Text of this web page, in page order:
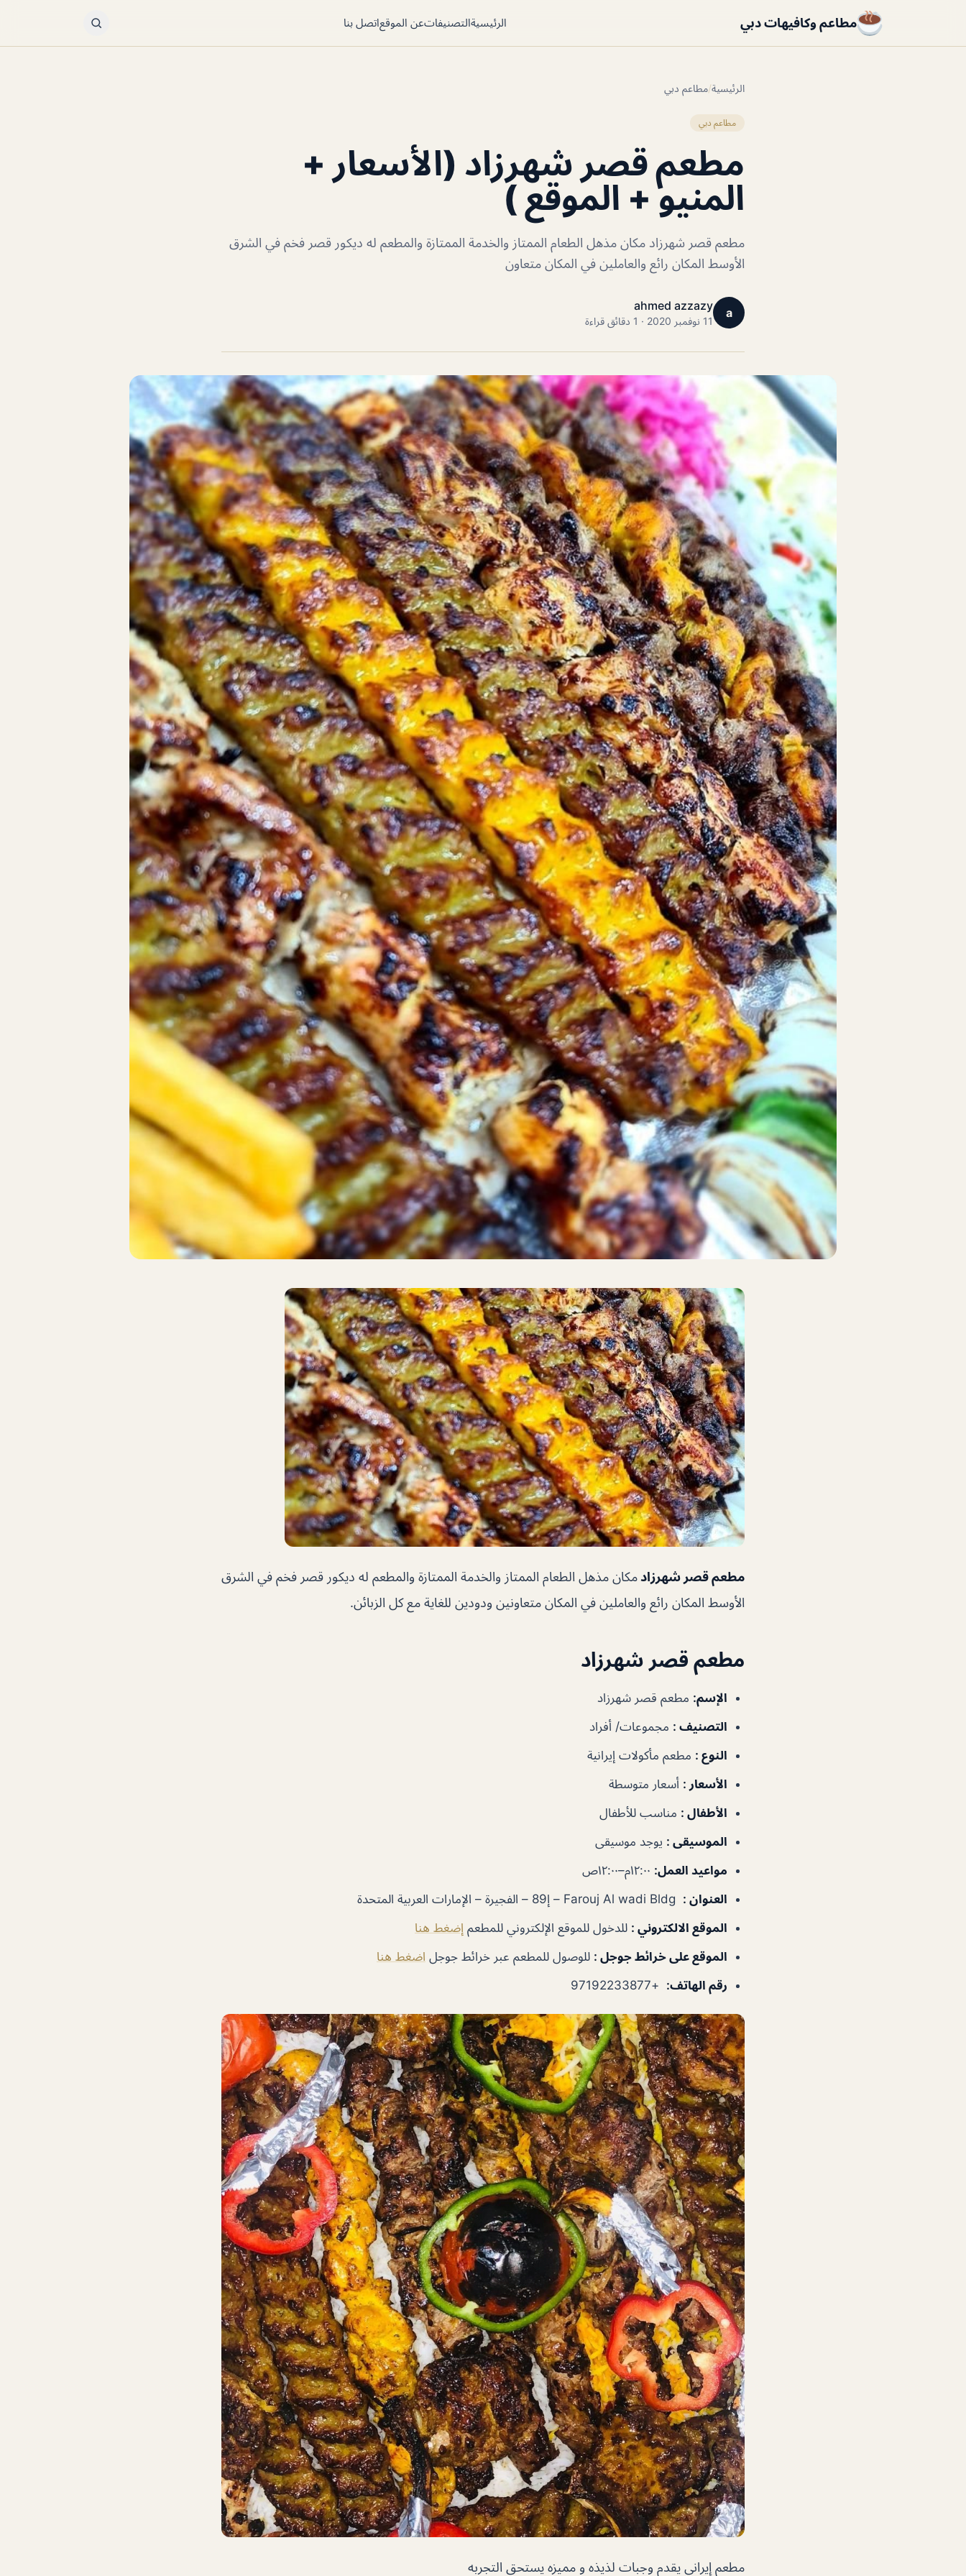
مطاعم وكافيهات دبي الرئيسيةالتصنيفاتعن الموقعاتصل بنا
الرئيسية/مطاعم دبي
مطاعم دبي
مطعم قصر شهرزاد (الأسعار +
المنيو + الموقع )
مطعم قصر شهرزاد مكان مذهل الطعام الممتاز والخدمة الممتازة والمطعم له ديكور قصر فخم في الشرق
الأوسط المكان رائع والعاملين في المكان متعاون
a
ahmed azzazy
11 نوفمبر 2020 · 1 دقائق قراءة
مطعم قصر شهرزادمكان مذهل الطعام الممتاز والخدمة الممتازة والمطعم له ديكور قصر فخم في الشرق
الأوسط المكان رائع والعاملين في المكان متعاونين ودودين للغاية مع كل الزبائن.
مطعم قصر شهرزاد
الإسم: مطعم قصر شهرزاد
التصنيف : مجموعات/ أفراد
النوع : مطعم مأكولات إيرانية
الأسعار : أسعار متوسطة
الأطفال : مناسب للأطفال
الموسيقى : يوجد موسيقى
مواعيد العمل:
العنوان :
الموقع الالكتروني : للدخول للموقع الإلكتروني للمطعم إضغط هنا
الموقع على خرائط جوجل : للوصول للمطعم عبر خرائط جوجل اضغط هنا
رقم الهاتف:
+97192233877
مطعم إيراني يقدم وجبات لذيذه و مميزه يستحق التجربه